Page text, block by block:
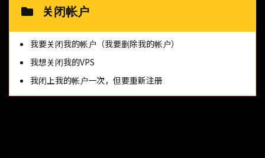
关闭帐户
我要关闭我的帐户（我要删除我的帐户）
我想关闭我的VPS
我闭上我的帐户一次，但要重新注册